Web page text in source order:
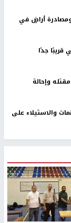
ومصادرة أراضٍ في
قريبًا جدًا
وإحالة
يخطر باقتلاع أشجار من 310 دونمات والاستيلاء على